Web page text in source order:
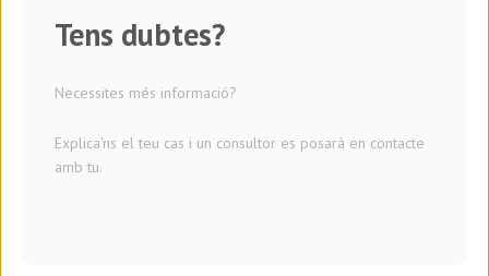
Tens dubtes?
Necessites més informació?
Explica'ns el teu cas i un consultor es posarà en contacte
amb tu.